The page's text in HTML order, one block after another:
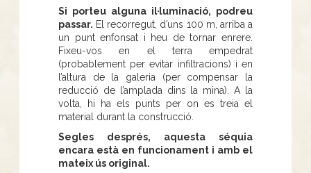
Si porteu alguna il·luminació, podreu
passar. El recorregut, d’uns 100 m, arriba a
un punt enfonsat i heu de tornar enrere.
Fixeu-vos en el terra empedrat
(probablement per evitar infiltracions) i en
l’altura de la galeria (per compensar la
reducció de l’amplada dins la mina). A la
volta, hi ha els punts per on es treia el
material durant la construcció.
Segles després, aquesta séquia
encara està en funcionament i amb el
mateix ús original.